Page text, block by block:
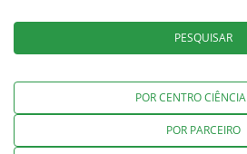
PESQUISAR
POR CENTRO
POR PARCEIRO